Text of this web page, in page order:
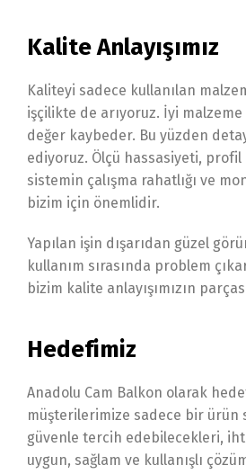
Kalite Anlayışımız
Kaliteyi sadece kullanılan
işçilikte de arıyoruz. İyi
değer kaybeder. Bu yüzden
ediyoruz. Ölçü hassasiyeti, profil
sistemin çalışma rahatlığı ve
bizim için önemlidir.
Yapılan işin dışarıdan güzel
kullanım sırasında problem
bizim kalite anlayışımızın
Hedefimiz
Anadolu Cam Balkon olarak
müşterilerimize sadece bir ürün
güvenle tercih edebilecekleri,
uygun, sağlam ve kullanışlı